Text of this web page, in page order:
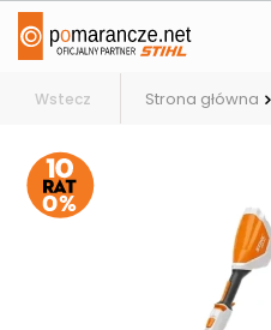
Wstecz Strona główna